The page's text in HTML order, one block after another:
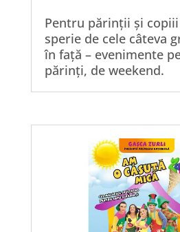
Pentru părinții și
sperie de cele câteva
în față – evenimente
părinți, de weekend.